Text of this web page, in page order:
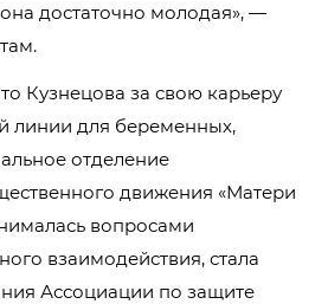
достаточно молодая», —
Кузнецова за свою карьеру
линии для беременных,
отделение
движения «Матери
вопросами
взаимодействия, стала
Ассоциации по защите